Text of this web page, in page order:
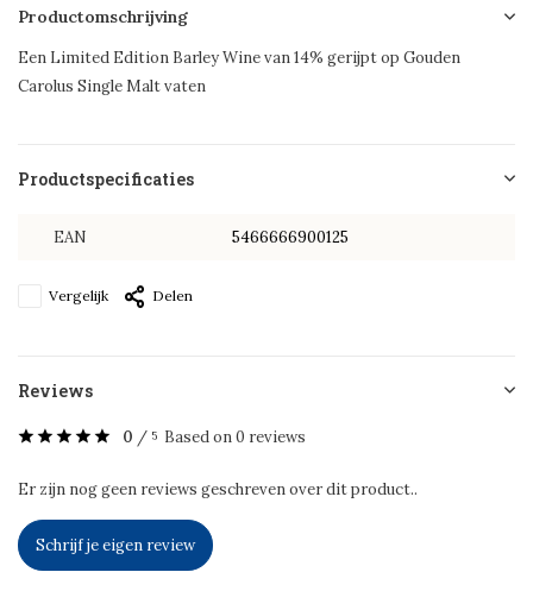
Productomschrijving
Een Limited Edition Barley Wine van 14% gerijpt op Gouden
Carolus Single Malt vaten
Productspecificaties
EAN 5466666900125
Vergelijk Delen
Reviews
0 / 5 Based on 0 reviews
Er zijn nog geen reviews geschreven over dit product..
Schrijf je eigen review